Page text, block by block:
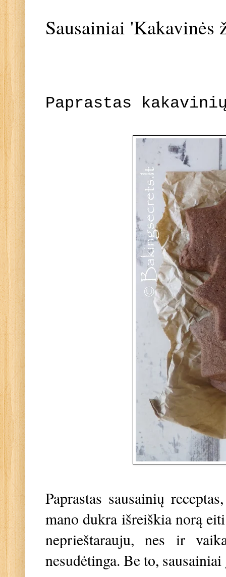
Sausainiai 'Kakavinės
Paprastas
Paprastas sausainių
mano dukra išreiškia norą
neprieštarauju, nes ir
nesudėtinga. Be to,